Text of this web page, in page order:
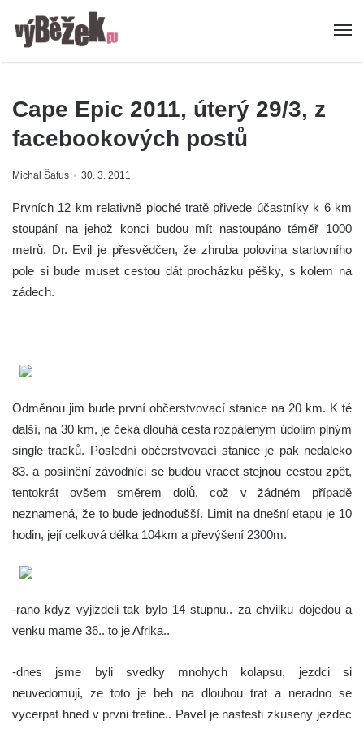
Cape Epic 2011, úterý 29/3, z
facebookových postů
Michal Šafus 30. 3. 2011
Prvních 12 km relativně ploché tratě přivede účastníky k 6 km
stoupání na jehož konci budou mít nastoupáno téměř 1000
metrů. Dr. Evil je přesvědčen, že zhruba polovina startovního
pole si bude muset cestou dát procházku pěšky, s kolem na
zádech.
Odměnou jim bude první občerstvovací stanice na 20 km. K té
další, na 30 km, je čeká dlouhá cesta rozpáleným údolím plným
single tracků. Poslední občerstvovací stanice je pak nedaleko
83. a posilnění závodníci se budou vracet stejnou cestou zpět,
tentokrát ovšem směrem dolů, což v žádném případě
neznamená, že to bude jednodušší. Limit na dnešní etapu je 10
hodin, její celková délka 104km a převýšení 2300m.
-rano kdyz vyjizdeli tak bylo 14 stupnu.. za chvilku dojedou a
venku mame 36.. to je Afrika..
-dnes jsme byli svedky mnohych kolapsu, jezdci si
neuvedomuji, ze toto je beh na dlouhou trat a neradno se
vycerpat hned v prvni tretine.. Pavel je nastesti zkuseny jezdec